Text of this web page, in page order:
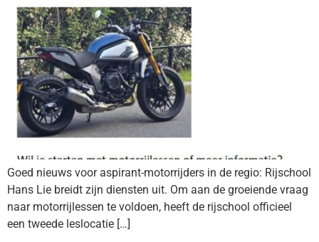
Goed nieuws voor aspirant-motorrijders in de regio: Rijschool
Hans Lie breidt zijn diensten uit. Om aan de groeiende vraag
naar motorrijlessen te voldoen, heeft de rijschool officieel
een tweede leslocatie […]